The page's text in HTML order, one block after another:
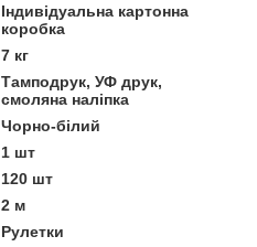
Індивідуальна картонна
коробка
7 кг
Тамподрук, УФ друк,
смоляна наліпка
Чорно-білий
1 шт
120 шт
2 м
Рулетки